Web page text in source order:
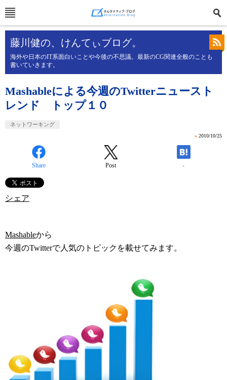
藤川健の、けんてぃブログ。
海外や日本のIT系面白いことや今後の不思議。最新のCG関連全般のことも
書いていきます。
Mashableによる今週のTwitterニュースト
レンド トップ１０
ネットワーキング
» 2010/10/25
Share Post -
シェア
Mashableから
今週のTwitterで人気のトピックを載せてみます。